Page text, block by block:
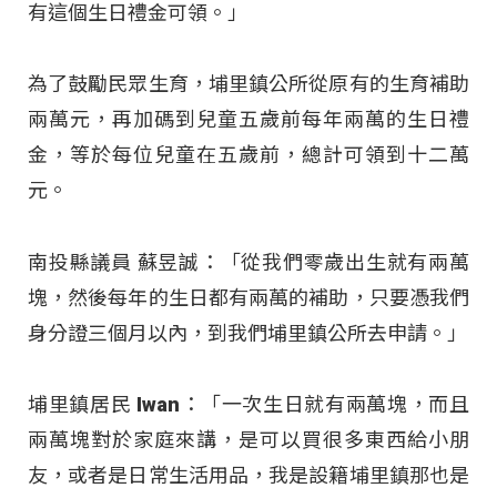
有這個生日禮金可領。」
為了鼓勵民眾生育，埔里鎮公所從原有的生育補助
兩萬元，再加碼到兒童五歲前每年兩萬的生日禮
金，等於每位兒童在五歲前，總計可領到十二萬
元。
南投縣議員 蘇昱誠：「從我們零歲出生就有兩萬
塊，然後每年的生日都有兩萬的補助，只要憑我們
身分證三個月以內，到我們埔里鎮公所去申請。」
埔里鎮居民 Iwan：「一次生日就有兩萬塊，而且
兩萬塊對於家庭來講，是可以買很多東西給小朋
友，或者是日常生活用品，我是設籍埔里鎮那也是